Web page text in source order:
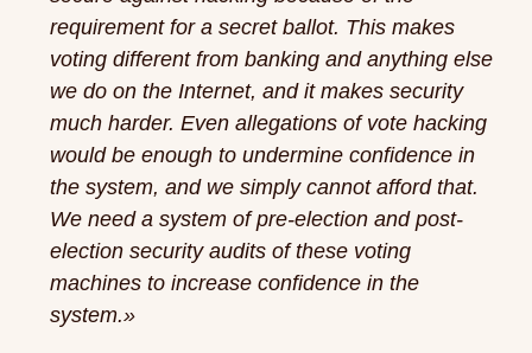
requirement for a secret ballot. This makes
voting different from banking and anything else
we do on the Internet, and it makes security
much harder. Even allegations of vote hacking
would be enough to undermine confidence in
the system, and we simply cannot afford that.
We need a system of pre-election and post-
election security audits of these voting
machines to increase confidence in the
system.»